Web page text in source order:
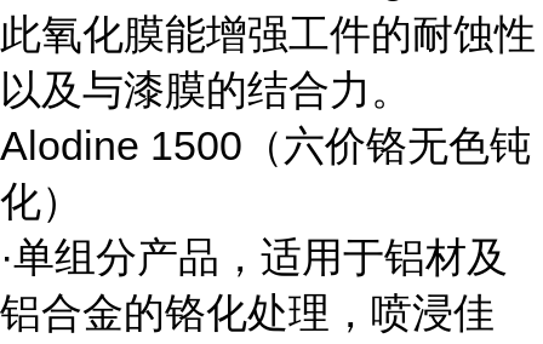
此氧化膜能增强工件的耐蚀性
以及与漆膜的结合力。
Alodine 1500 （六价铬无色钝
化）
·单组分产品，适用于铝材及
铝合金的铬化处理，喷浸佳